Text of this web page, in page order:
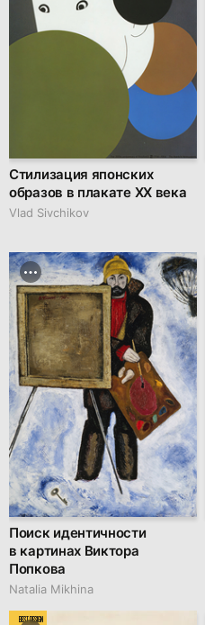
Стилизация японских
образов в плакате XX века
Vlad Sivchikov
Поиск идентичности
в картинах Виктора
Попкова
Natalia Mikhina
BEST DESIGN